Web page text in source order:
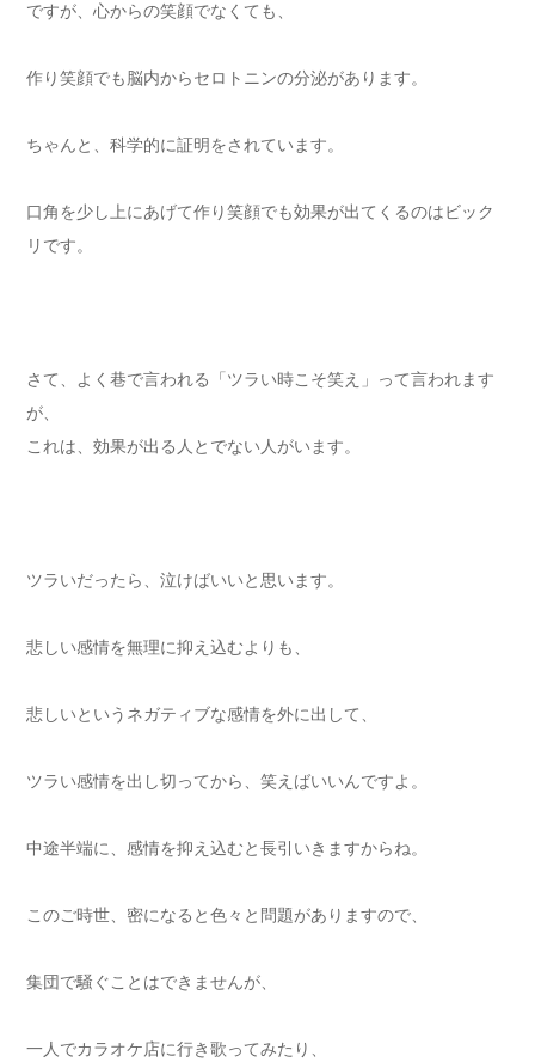
ですが、心からの笑顔でなくても、
作り笑顔でも脳内からセロトニンの分泌があります。
ちゃんと、科学的に証明をされています。
口角を少し上にあげて作り笑顔でも効果が出てくるのはビック
リです。
さて、よく巷で言われる「ツラい時こそ笑え」って言われます
が、
これは、効果が出る人とでない人がいます。
ツラいだったら、泣けばいいと思います。
悲しい感情を無理に抑え込むよりも、
悲しいというネガティブな感情を外に出して、
ツラい感情を出し切ってから、笑えばいいんですよ。
中途半端に、感情を抑え込むと長引いきますからね。
このご時世、密になると色々と問題がありますので、
集団で騒ぐことはできませんが、
一人でカラオケ店に行き歌ってみたり、